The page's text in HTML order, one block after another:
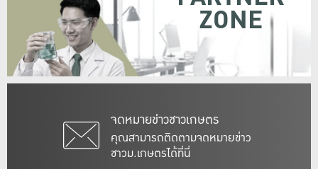
จดหมายข่าวชาวเกษตร
คุณสามารถติดตามจดหมายข่าว
ชาวม.เกษตรได้ที่นี่
ZONE